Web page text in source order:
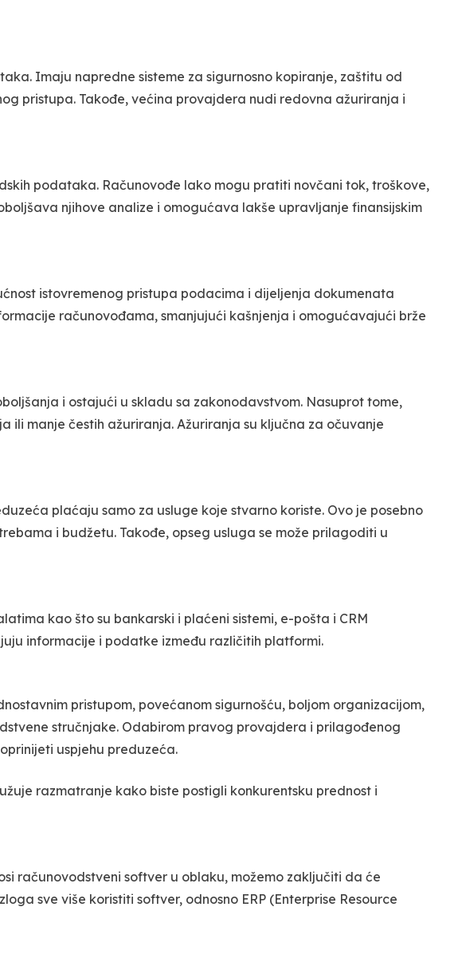
Imaju napredne sisteme za sigurnosno kopiranje, zaštitu od
pristupa. Takođe, većina provajdera nudi redovna ažuriranja i
podataka. Računovođe lako mogu pratiti novčani tok, troškove,
njihove analize i omogućava lakše upravljanje finansijskim
istovremenog pristupa podacima i dijeljenja dokumenata
računovođama, smanjujući kašnjenja i omogućavajući brže
i ostajući u skladu sa zakonodavstvom. Nasuprot tome,
manje čestih ažuriranja. Ažuriranja su ključna za očuvanje
plaćaju samo za usluge koje stvarno koriste. Ovo je posebno
i budžetu. Takođe, opseg usluga se može prilagoditi u
kao što su bankarski i plaćeni sistemi, e-pošta i CRM
informacije i podatke između različitih platformi.
pristupom, povećanom sigurnošću, boljom organizacijom,
stručnjake. Odabirom pravog provajdera i prilagođenog
uspjehu preduzeća.
razmatranje kako biste postigli konkurentsku prednost i
računovodstveni softver u oblaku, možemo zaključiti da će
sve više koristiti softver, odnosno ERP (Enterprise Resource